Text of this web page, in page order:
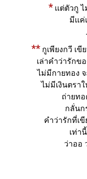
* เเต่ตัวกู
มีเเ
** กูเพียงกวี เ
เล่าคำว่ารักข
ไม่มีกายทอง
ไม่มีเงินตราใ
ถ่ายท
กลั่นก
คำว่ารักที่เ
เท่า
ว่าออ